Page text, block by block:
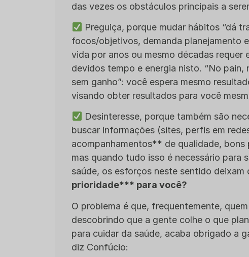
das vezes os obstáculos principais a
Preguiça, porque mudar hábitos “dá
focos/objetivos, demanda planejamento
vida por anos ou mesmo décadas
devidos tempo e energia nisto. “No
sem ganho”: você espera mesmo
visando obter resultados para você
Desinteresse, porque também são
buscar informações (sites, perfis em
acompanhamentos** de qualidade,
mas quando tudo isso é necessário para
saúde, os esforços neste sentido
prioridade*** para você?
O problema é que, frequentemente,
descobrindo que a gente colhe o que
para cuidar da saúde, acaba obrigado a
diz Confúcio: